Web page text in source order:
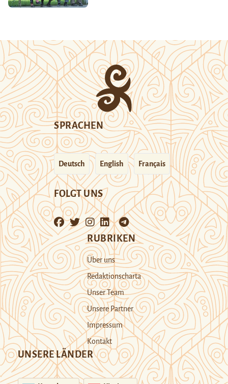
SPRACHEN
Deutsch English Français
FOLGT UNS
RUBRIKEN
Über uns
Redaktionscharta
Unser Team
Unsere Partner
Impressum
Kontakt
UNSERE LÄNDER